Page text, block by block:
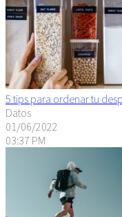
5 tips para ordenar tu
Datos
01/06/2022
03:37 PM